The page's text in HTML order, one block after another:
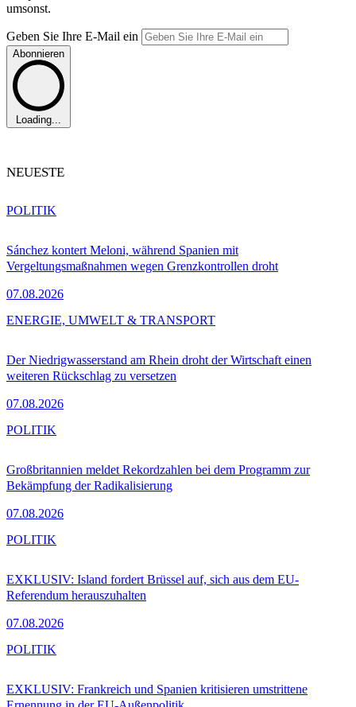
umsonst.
Geben Sie Ihre E-Mail ein
Abonnieren
Loading...
NEUESTE
Sánchez kontert Meloni, während Spanien mit
Vergeltungsmaßnahmen wegen Grenzkontrollen droht
07.08.2026
POLITIK
Der Niedrigwasserstand am Rhein droht der Wirtschaft einen
weiteren Rückschlag zu versetzen
07.08.2026
ENERGIE, UMWELT & TRANSPORT
Großbritannien meldet Rekordzahlen bei dem Programm zur
Bekämpfung der Radikalisierung
07.08.2026
POLITIK
EXKLUSIV: Island fordert Brüssel auf, sich aus dem EU-
Referendum herauszuhalten
07.08.2026
POLITIK
EXKLUSIV: Frankreich und Spanien kritisieren umstrittene
POLITIK